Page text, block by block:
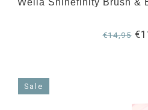
Wella Shinefinity Brush &
€14,95
Sale